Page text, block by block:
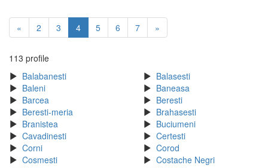
« 2 3 4 5 6 7 »
113 profile
Balabanesti
Balasesti
Baleni
Baneasa
Barcea
Beresti
Beresti-meria
Brahasesti
Branistea
Buciumeni
Cavadinesti
Certesti
Corni
Corod
Cosmesti
Costache Negri